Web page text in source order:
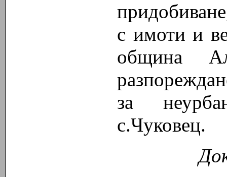
с имоти и
община
за
с.Чуковец.